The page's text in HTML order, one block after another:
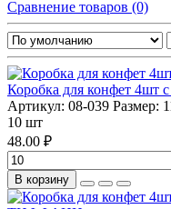
Сравнение товаров (0)
Коробка для конфет
Артикул: 08-039 Размер:
10 шт
48.00 ₽
В корзину